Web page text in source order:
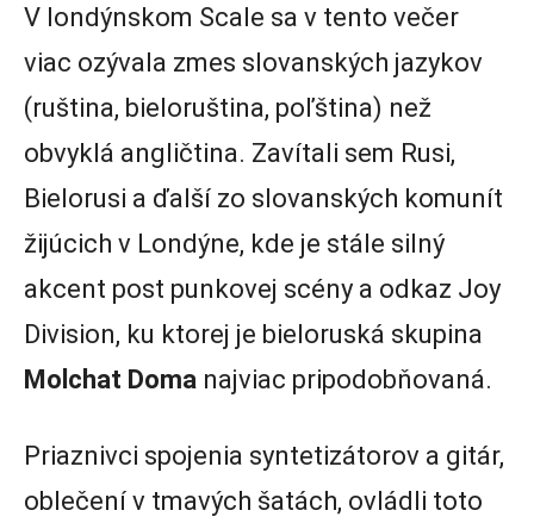
V londýnskom Scale sa v tento večer
viac ozývala zmes slovanských jazykov
(ruština, bieloruština, poľština) než
obvyklá angličtina. Zavítali sem Rusi,
Bielorusi a ďalší zo slovanských komunít
žijúcich v Londýne, kde je stále silný
akcent post punkovej scény a odkaz Joy
Division, ku ktorej je bieloruská skupina
Molchat Doma najviac pripodobňovaná.
Priaznivci spojenia syntetizátorov a gitár,
oblečení v tmavých šatách, ovládli toto